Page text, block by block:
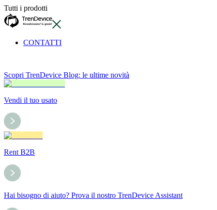
Tutti i prodotti
CONTATTI
Scopri TrenDevice Blog: le ultime novità
Vendi il tuo usato
Rent B2B
Hai bisogno di aiuto? Prova il nostro TrenDevice Assistant